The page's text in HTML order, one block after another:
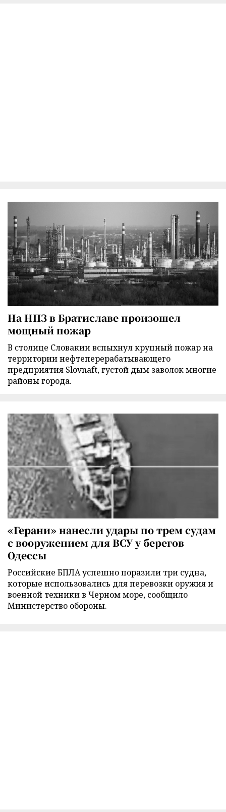
На НПЗ в Братиславе произошел
мощный пожар
В столице Словакии вспыхнул крупный пожар на
территории нефтеперерабатывающего
предприятия Slovnaft, густой дым заволок многие
районы города.
«Герани» нанесли удары по трем судам
с вооружением для ВСУ у берегов
Одессы
Российские БПЛА успешно поразили три судна,
которые использовались для перевозки оружия и
военной техники в Черном море, сообщило
Министерство обороны.